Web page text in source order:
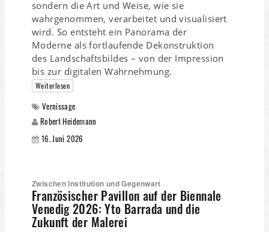
sondern die Art und Weise, wie sie
wahrgenommen, verarbeitet und visualisiert
wird. So entsteht ein Panorama der
Moderne als fortlaufende Dekonstruktion
des Landschaftsbildes – von der Impression
bis zur digitalen Wahrnehmung.
Weiterlesen
Vernissage
Robert Heidemann
16. Juni 2026
Zwischen Institution und Gegenwart
Französischer Pavillon auf der Biennale
Venedig 2026: Yto Barrada und die
Zukunft der Malerei